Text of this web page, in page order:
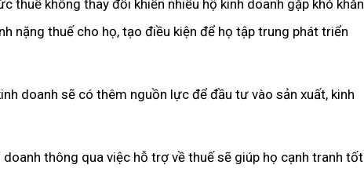
thuế không thay đổi khiến nhiều hộ kinh doanh gặp khó khăn
nặng thuế cho họ, tạo điều kiện để họ tập trung phát triển
doanh sẽ có thêm nguồn lực để đầu tư vào sản xuất, kinh
thông qua việc hỗ trợ về thuế sẽ giúp họ cạnh tranh tốt